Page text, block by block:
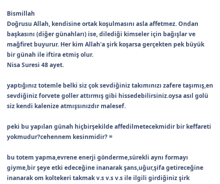
Bismillah
Doğrusu Allah, kendisine ortak koşulmasını asla affetmez. Ondan
başkasını (diğer günahları) ise, dilediği kimseler için bağışlar ve
mağfiret buyurur. Her kim Allah'a şirk koşarsa gerçekten pek büyük
bir günah ile iftira etmiş olur.
Nisa Suresi 48 ayet.
yaptığınız totemle belki siz çok sevdiğiniz takımınızı zafere taşımış,en
sevdiğiniz forvete goller attırmış gibi hissedebilirsiniz.oysa asıl golü
siz kendi kalenize atmışsınızdır malesef.
peki bu yapılan günah hiçbirşekilde affedilmetecekmidir bir keffareti
yokmudur?cehennem kesinmidir? =
bu totem yapma,evrene enerji gönderme,sürekli aynı formayı
giyme,bir şeye etki edeceğine inanarak şans,uğur,şifa getireceğine
inanarak om koltekeri takmak v.s v.s v.s ile ilgili girdiğiniz şirk